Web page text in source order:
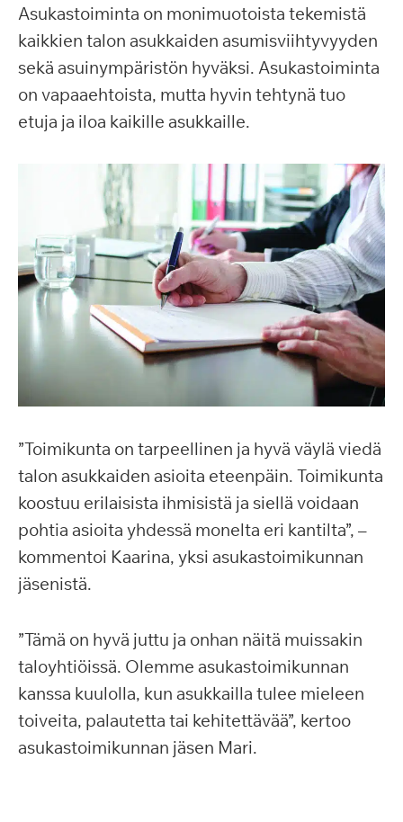
Asukastoiminta on monimuotoista tekemistä
kaikkien talon asukkaiden asumisviihtyvyyden
sekä asuinympäristön hyväksi. Asukastoiminta
on vapaaehtoista, mutta hyvin tehtynä tuo
etuja ja iloa kaikille asukkaille.
”Toimikunta on tarpeellinen ja hyvä väylä viedä
talon asukkaiden asioita eteenpäin. Toimikunta
koostuu erilaisista ihmisistä ja siellä voidaan
pohtia asioita yhdessä monelta eri kantilta”, –
kommentoi Kaarina, yksi asukastoimikunnan
jäsenistä.
”Tämä on hyvä juttu ja onhan näitä muissakin
taloyhtiöissä. Olemme asukastoimikunnan
kanssa kuulolla, kun asukkailla tulee mieleen
toiveita, palautetta tai kehitettävää”, kertoo
asukastoimikunnan jäsen Mari.